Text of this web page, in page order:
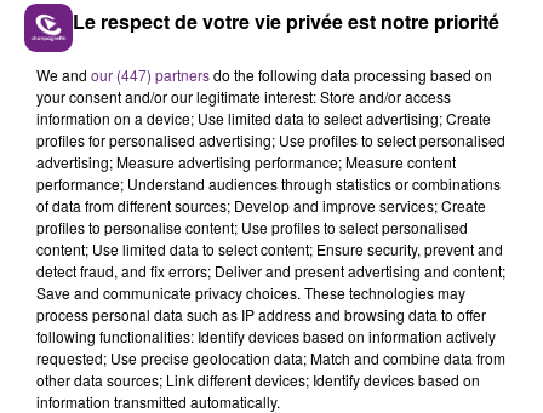
LE MAGASIN JOUÉCLUB DE REIMS FERME
SES PORTES
C'était l'une des institutions du centre-ville
rémois. Le magasin JouéClub est contraint de
fermer ses portes.
TITRES DIFFUSÉS
5h45
5h45 5h41
5h41
Le respect de votre vie privée est notre priorité
We and our (447) partnersdo the following data processing based on
your consent and/or our legitimate interest: Store and/or access
information on a device; Use limited data to select advertising; Create
profiles for personalised advertising; Use profiles to select personalised
advertising; Measure advertising performance; Measure content
performance; Understand audiences through statistics or combinations
of data from different sources; Develop and improve services; Create
profiles to personalise content; Use profiles to select personalised
content; Use limited data to select content; Ensure security, prevent and
detect fraud, and fix errors; Deliver and present advertising and content;
Save and communicate privacy choices. These technologies may
process personal data such as IP address and browsing data to offer
following functionalities: Identify devices based on information actively
requested; Use precise geolocation data; Match and combine data from
other data sources; Link different devices; Identify devices based on
information transmitted automatically.